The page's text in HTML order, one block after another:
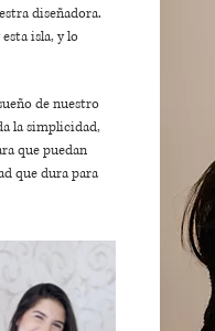
diseñadora.
isla, y lo
de nuestro
la simplicidad,
que puedan
que dura para